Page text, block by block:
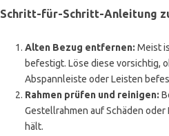
Schritt-für-Schritt-Anleitung
Alten Bezug entfernen: Meist
befestigt. Löse diese vorsichtig,
Abspannleiste oder Leisten
Rahmen prüfen und reinigen:
Gestellrahmen auf Schäden
hält.